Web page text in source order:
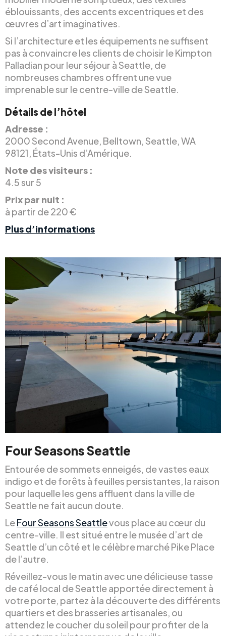
éblouissants, des accents excentriques et des
œuvres d’art imaginatives.
Si l’architecture et les équipements ne suffisent
pas à convaincre les clients de choisir le Kimpton
Palladian pour leur séjour à Seattle, de
nombreuses chambres offrent une vue
imprenable sur le centre-ville de Seattle.
Détails de l’hôtel
Adresse :
2000 Second Avenue, Belltown, Seattle, WA
98121, États-Unis d’Amérique.
Note des visiteurs :
4.5 sur 5
Prix par nuit :
à partir de 220 €
Plus d’informations
Four Seasons Seattle
Entourée de sommets enneigés, de vastes eaux
indigo et de forêts à feuilles persistantes, la raison
pour laquelle les gens affluent dans la ville de
Seattle ne fait aucun doute.
LeFour Seasons Seattlevous place au cœur du
centre-ville. Il est situé entre le musée d’art de
Seattle d’un côté et le célèbre marché Pike Place
de l’autre.
Réveillez-vous le matin avec une délicieuse tasse
de café local de Seattle apportée directement à
votre porte, partez à la découverte des différents
quartiers et des brasseries artisanales, ou
attendez le coucher du soleil pour profiter de la